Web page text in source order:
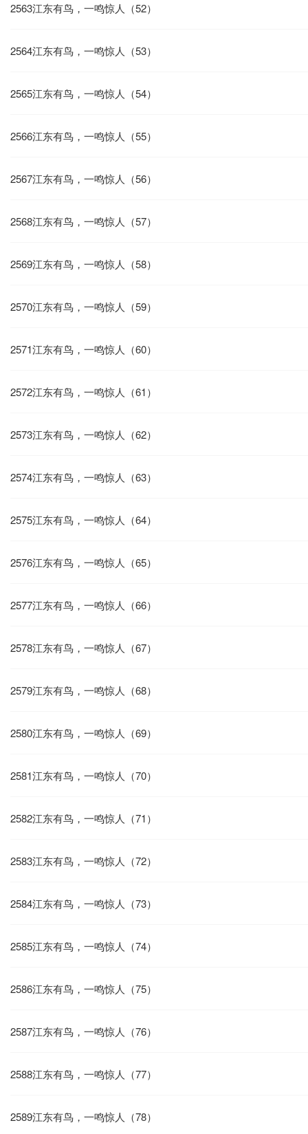
2563江东有鸟，一鸣惊人（52）
2564江东有鸟，一鸣惊人（53）
2565江东有鸟，一鸣惊人（54）
2566江东有鸟，一鸣惊人（55）
2567江东有鸟，一鸣惊人（56）
2568江东有鸟，一鸣惊人（57）
2569江东有鸟，一鸣惊人（58）
2570江东有鸟，一鸣惊人（59）
2571江东有鸟，一鸣惊人（60）
2572江东有鸟，一鸣惊人（61）
2573江东有鸟，一鸣惊人（62）
2574江东有鸟，一鸣惊人（63）
2575江东有鸟，一鸣惊人（64）
2576江东有鸟，一鸣惊人（65）
2577江东有鸟，一鸣惊人（66）
2578江东有鸟，一鸣惊人（67）
2579江东有鸟，一鸣惊人（68）
2580江东有鸟，一鸣惊人（69）
2581江东有鸟，一鸣惊人（70）
2582江东有鸟，一鸣惊人（71）
2583江东有鸟，一鸣惊人（72）
2584江东有鸟，一鸣惊人（73）
2585江东有鸟，一鸣惊人（74）
2586江东有鸟，一鸣惊人（75）
2587江东有鸟，一鸣惊人（76）
2588江东有鸟，一鸣惊人（77）
2589江东有鸟，一鸣惊人（78）